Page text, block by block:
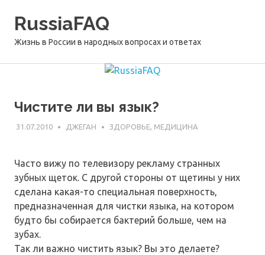
RussiaFAQ
Жизнь в России в народных вопросах и ответах
Чистите ли вы язык?
31.07.2010 ДЖЕГАН ЗДОРОВЬЕ, МЕДИЦИНА
Часто вижу по телевизору рекламу странных
зубных щеток. С другой стороны от щетины у них
сделана какая-то специальная поверхность,
предназначенная для чистки языка, на котором
будто бы собирается бактерий больше, чем на
зубах.
Так ли важно чистить язык? Вы это делаете?